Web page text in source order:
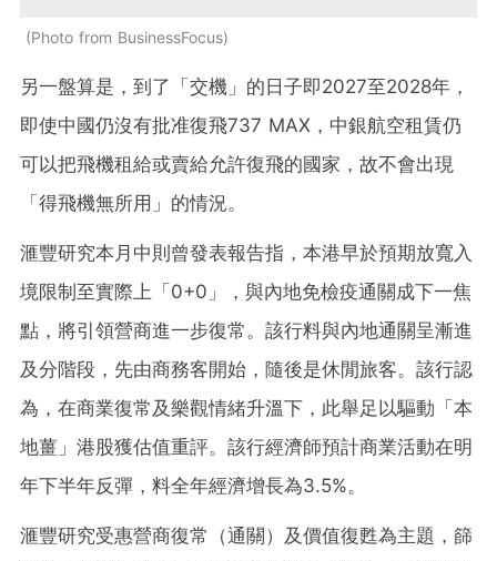
Photo from BusinessFocus
另一盤算是，到了「交機」的日子即2027至2028年，
即使中國仍沒有批准復飛737 MAX，中銀航空租賃仍
可以把飛機租給或賣給允許復飛的國家，故不會出現
「得飛機無所用」的情況。
滙豐研究本月中則曾發表報告指，本港早於預期放寬入
境限制至實際上「0+0」，與內地免檢疫通關成下一焦
點，將引領營商進一步復常。該行料與內地通關呈漸進
及分階段，先由商務客開始，隨後是休閒旅客。該行認
為，在商業復常及樂觀情緒升溫下，此舉足以驅動「本
地薑」港股獲估值重評。該行經濟師預計商業活動在明
年下半年反彈，料全年經濟增長為3.5%。
滙豐研究受惠營商復常（通關）及價值復甦為主題，篩